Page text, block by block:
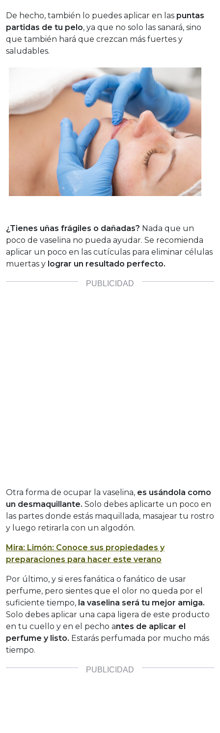
De hecho, también lo puedes aplicar en las puntas
partidas de tu pelo, ya que no solo las sanará, sino
que también hará que crezcan más fuertes y
saludables.
¿Tienes uñas frágiles o dañadas? Nada que un
poco de vaselina no pueda ayudar. Se recomienda
aplicar un poco en las cutículas para eliminar células
muertas y lograr un resultado perfecto.
Otra forma de ocupar la vaselina, es usándola como
un desmaquillante. Solo debes aplicarte un poco en
las partes donde estás maquillada, masajear tu rostro
y luego retirarla con un algodón.
Mira: Limón: Conoce sus propiedades y
preparaciones para hacer este verano
Por último, y si eres fanática o fanático de usar
perfume, pero sientes que el olor no queda por el
suficiente tiempo, la vaselina será tu mejor amiga.
Solo debes aplicar una capa ligera de este producto
en tu cuello y en el pecho antes de aplicar el
perfume y listo. Estarás perfumada por mucho más
tiempo.